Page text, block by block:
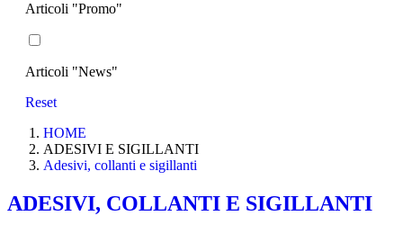
Articoli "Promo"
Articoli "News"
Reset
HOME
ADESIVI E SIGILLANTI
Adesivi, collanti e sigillanti
ADESIVI, COLLANTI E SIGILLANTI